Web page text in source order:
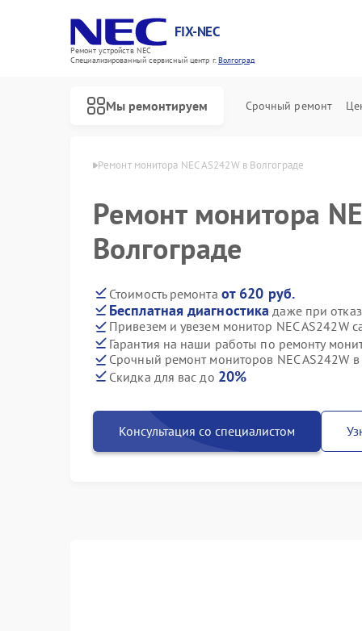
FIX-NEC
Ремонт устройств NEC
Специализированный cервисный центр г.Волгоград
Мы ремонтируем Срочный ремонт
NEC в Волгограде Ремонт монитора NEC AS242W в Волгограде
Ремонт монитора
Волгограде
Стоимость ремонта от 620 руб.
Бесплатная диагностика даже при
Привезем и увезем монитор NEC AS242W
Гарантия на наши работы по ремонту
Срочный ремонт мониторов NEC AS242W в
Скидка для вас до 20%
Консультация со специалистом